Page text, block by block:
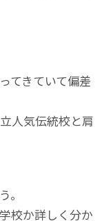
てきていて偏差
人気伝統校と肩
。
校か詳しく分か